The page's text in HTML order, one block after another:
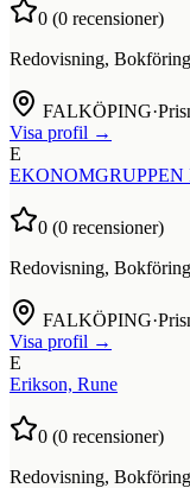
0 (0 recensioner)
Redovisning, Bokföring
FALKÖPING·
Visa profil →
E
0 (0 recensioner)
Redovisning, Bokföring
FALKÖPING·
Visa profil →
E
Erikson, Rune
0 (0 recensioner)
Redovisning, Bokföring